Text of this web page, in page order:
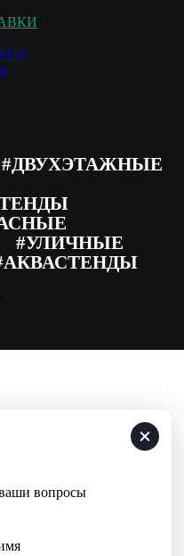
#ДВУХЭТАЖНЫЕ
#УЛИЧНЫЕ
вопросы